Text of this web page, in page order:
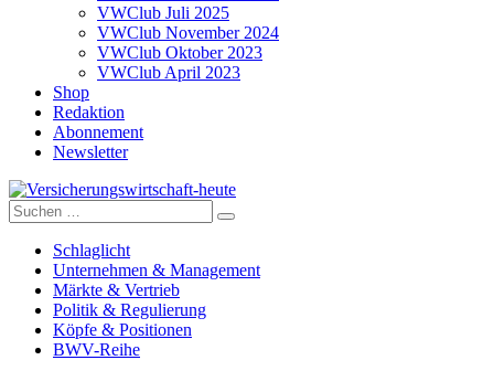
VWClub Juli 2025
VWClub November 2024
VWClub Oktober 2023
VWClub April 2023
Shop
Redaktion
Abonnement
Newsletter
Versicherungswirtschaft-heute
Suche
nach:
Schlaglicht
Unternehmen & Management
Märkte & Vertrieb
Politik & Regulierung
Köpfe & Positionen
BWV-Reihe